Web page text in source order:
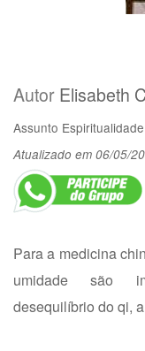
Autor Elisabeth
Assunto Espiritualidade
Atualizado em 06/05/
Para a medicina
umidade são
desequilíbrio do qi,